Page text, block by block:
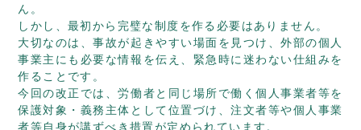
ん。
しかし、最初から完璧な制度を作る必要はありません。
大切なのは、事故が起きやすい場面を見つけ、外部の個人
事業主にも必要な情報を伝え、緊急時に迷わない仕組みを
作ることです。
今回の改正では、労働者と同じ場所で働く個人事業者等を
保護対象・義務主体として位置づけ、注文者等や個人事業
者等自身が講ずべき措置が定められています。